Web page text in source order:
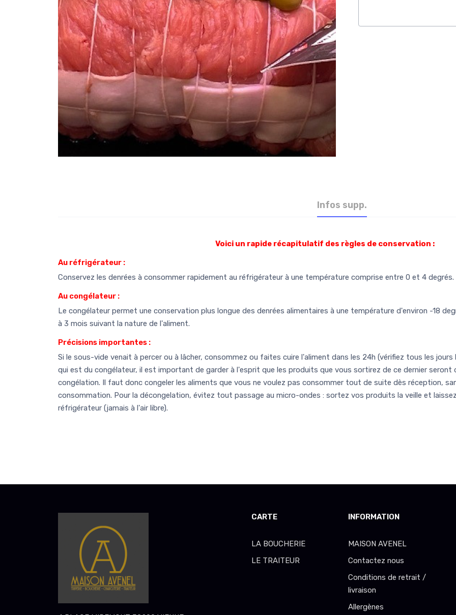
Infos supp.
Voici un rapide récapitulatif des règles de conservation :
Au réfrigérateur :
Conservez les denrées à consommer rapidement au réfrigérateur à une température comprise entre 0 et 4 degrés.
Au congélateur :
Le congélateur permet une conservation plus longue des denrées alimentaires à une température d'environ -18
à 3 mois suivant la nature de l'aliment.
Précisions importantes :
Si le sous-vide venait à percer ou à lâcher, consommez ou faites cuire l'aliment dans les 24h (vérifiez tous les
qui est du congélateur, il est important de garder à l'esprit que les produits que vous sortirez de ce dernier seront
congélation. Il faut donc congeler les aliments que vous ne voulez pas consommer tout de suite dès réception,
consommation. Pour la décongelation, évitez tout passage au micro-ondes : sortez vos produits la veille et
réfrigérateur (jamais à l'air libre).
CARTE
LA BOUCHERIE
LE TRAITEUR
INFORMATION
MAISON AVENEL
Contactez nous
Conditions de retrait /
livraison
Allergènes